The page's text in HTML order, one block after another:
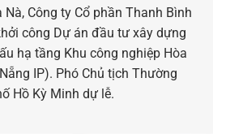
Nà, Công ty Cổ phần Thanh Bình
công Dự án đầu tư xây dựng
hạ tầng Khu công nghiệp Hòa
IP). Phó Chủ tịch Thường
Hồ Kỳ Minh dự lễ.